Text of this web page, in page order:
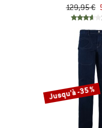
129,95 €
Jusqu'à -35 %